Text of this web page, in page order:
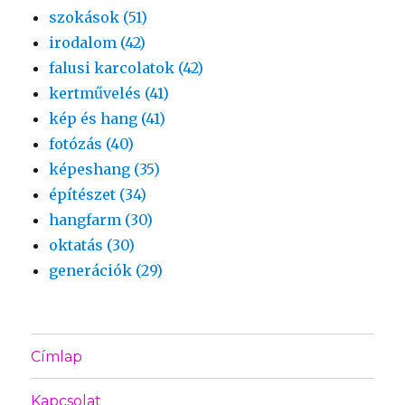
szokások (51)
irodalom (42)
falusi karcolatok (42)
kertművelés (41)
kép és hang (41)
fotózás (40)
képeshang (35)
építészet (34)
hangfarm (30)
oktatás (30)
generációk (29)
Címlap
Kapcsolat